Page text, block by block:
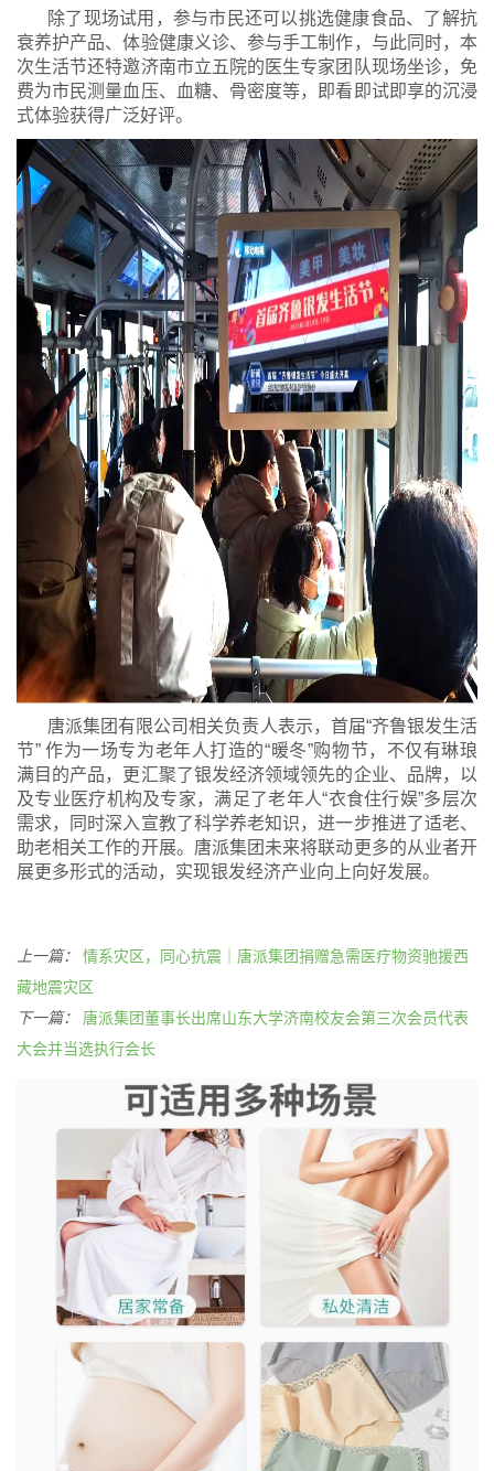
除了现场试用，参与市民还可以挑选健康食品、了解抗
衰养护产品、体验健康义诊、参与手工制作，与此同时，本
次生活节还特邀济南市立五院的医生专家团队现场坐诊，免
费为市民测量血压、血糖、骨密度等，即看即试即享的沉浸
式体验获得广泛好评。
唐派集团有限公司相关负责人表示，首届“齐鲁银发生活
节” 作为一场专为老年人打造的“暖冬”购物节，不仅有琳琅
满目的产品，更汇聚了银发经济领域领先的企业、品牌，以
及专业医疗机构及专家，满足了老年人“衣食住行娱”多层次
需求，同时深入宣教了科学养老知识，进一步推进了适老、
助老相关工作的开展。唐派集团未来将联动更多的从业者开
展更多形式的活动，实现银发经济产业向上向好发展。
上一篇： 情系灾区，同心抗震｜唐派集团捐赠急需医疗物资驰援西
藏地震灾区
下一篇： 唐派集团董事长出席山东大学济南校友会第三次会员代表
大会并当选执行会长